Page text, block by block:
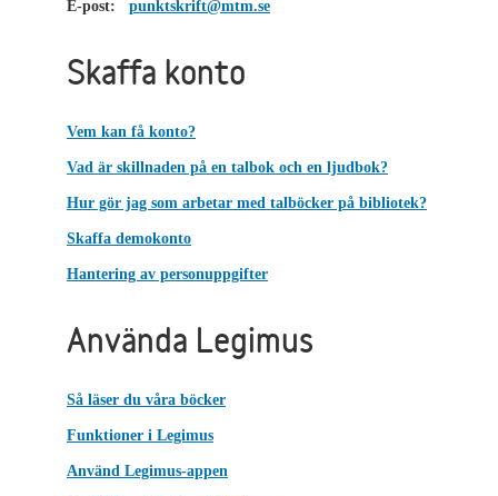
E-post:
punktskrift@mtm.se
Skaffa konto
Vem kan få konto?
Vad är skillnaden på en talbok och en ljudbok?
Hur gör jag som arbetar med talböcker på bibliotek?
Skaffa demokonto
Hantering av personuppgifter
Använda Legimus
Så läser du våra böcker
Funktioner i Legimus
Använd Legimus-appen